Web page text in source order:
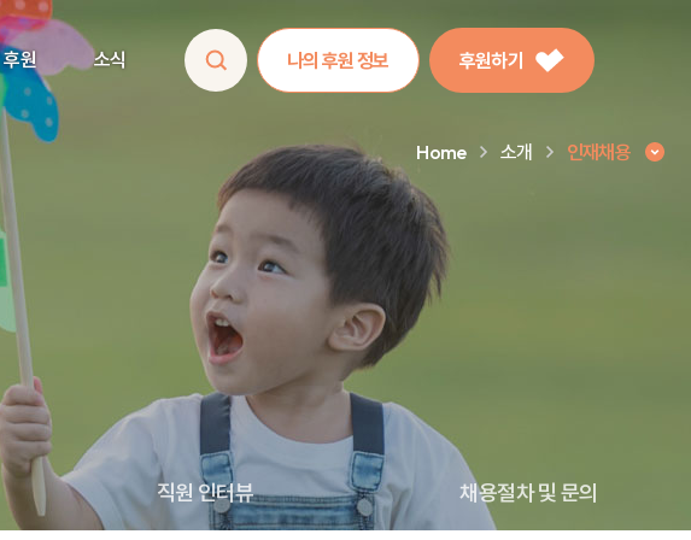
후원 소식 나의 후원 정보 후원하기
Home 소개 인재채용
직원 인터뷰 채용절차 및 문의